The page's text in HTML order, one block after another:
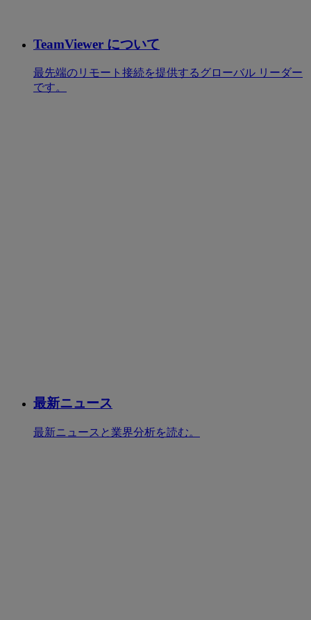
TeamViewer について
最先端のリモート接続を提供するグローバル リーダー
です。
最新ニュース
最新ニュースと業界分析を読む。